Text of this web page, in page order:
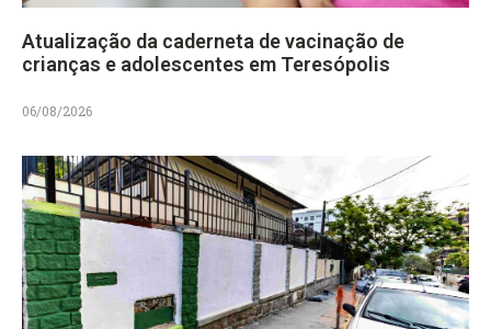
Atualização da caderneta de vacinação de
crianças e adolescentes em Teresópolis
06/08/2026